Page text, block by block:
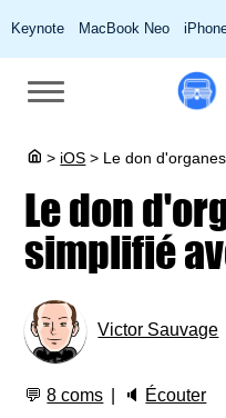
Keynote MacBook Neo
> iOS > Le don
Le don
simplifié
Victor Sauvage
💬8 coms 🔈 Écouter